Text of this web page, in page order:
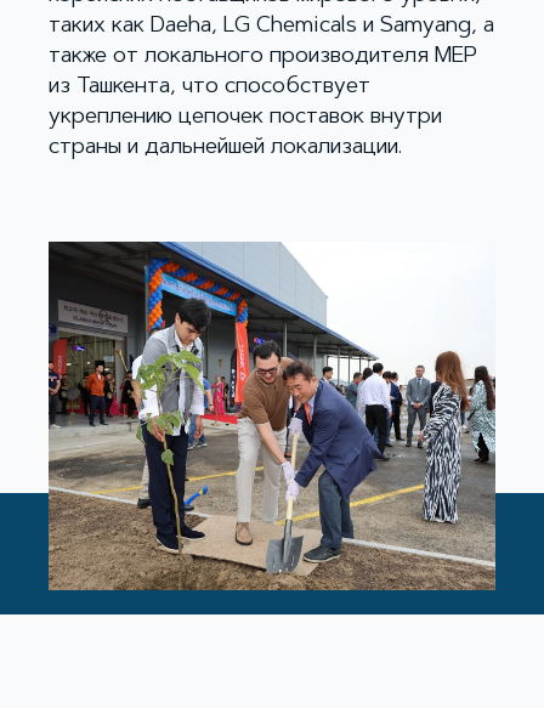
таких как Daeha, LG Chemicals и Samyang, а
также от локального производителя MEP
из Ташкента, что способствует
укреплению цепочек поставок внутри
страны и дальнейшей локализации.